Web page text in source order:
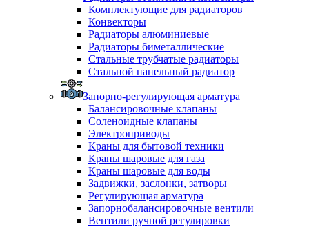
Комплектующие для радиаторов
Конвекторы
Радиаторы алюминиевые
Радиаторы биметаллические
Стальные трубчатые радиаторы
Стальной панельный радиатор
Запорно-регулирующая арматура
Балансировочные клапаны
Соленоидные клапаны
Электроприводы
Краны для бытовой техники
Краны шаровые для газа
Краны шаровые для воды
Задвижки, заслонки, затворы
Регулирующая арматура
Запорнобалансировочные вентили
Вентили ручной регулировки